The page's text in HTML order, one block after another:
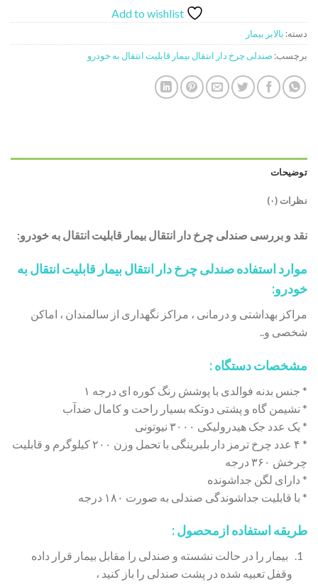
Add to wishlist
دسته: بالابر بیمار
برچسب: صندلی چرخ دار انتقال بیمار قابلیت انتقال به خودرو
توضیحات
نظرات (۰)
نقد و بررسی صندلی چرخ دار انتقال بیمار قابلیت انتقال به خودرو:
موارد استفادهصندلی چرخ دار انتقال بیمار قابلیت انتقال به
خودرو:
مراکز بهداشتی و درمانی ، مراکز نگهداری از سالمندان ، اماکن
شخصی و..
مشخصات دستگاه :
* جنس بدنه فوالدی با پوشش رنگ کوره ای درجه ۱
* نشیمن گاه و پشتی دوتکه بسیار راحت و کامال ضدآب
* یک عدد جک هیدرولیکی ۳۰۰۰ نیوتونی
* ۴ عدد چرخ ترمز دار بلبرینگی با تحمل وزن ۲۰۰ کیلوگرم و قابلیت
چرخش ۳۶۰ درجه
* دارای لگن جداشونده
* با قابلیت جداشوندگی صندلی به صورت ۱۸۰ درجه
طریقه استفاده ازمحصول :
بیمار را در حالت نشسته و صندلی را مقابل بیمار قرار داده
وقفل تعبیه شده در پشت صندلی را باز کنید ،